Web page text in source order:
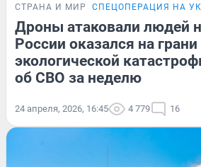
СТРАНА И МИР СПЕЦОПЕРАЦИЯ НА
Дроны атаковали людей
России оказался на грани
экологической
об СВО за неделю
24 апреля, 2026, 16:45 4 779 16